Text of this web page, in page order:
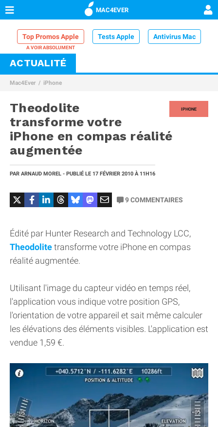
MAC4EVER
Top Promos Apple Tests Apple Antivirus Mac
VPN Mac
Comparatif iPhone
ACTUALITÉ
Mac4Ever iPhone
IPHONE
Theodolite
transforme votre
iPhone en compas réalité
augmentée
PAR ARNAUD MOREL - PUBLIÉ LE 17 FÉVRIER 2010 À 11H16
9COMMENTAIRES
Édité par Hunter Research and Technology LCC,
Theodolitetransforme votre iPhone en compas
réalité augmentée.
Utilisant l'image du capteur vidéo en temps réel,
l'application vous indique votre position GPS,
l'orientation de votre appareil et sait même calculer
les élévations des éléments visibles. L'application est
vendue 1,59 €.